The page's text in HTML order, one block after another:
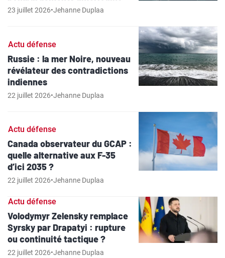
23 juillet 2026•Jehanne Duplaa
Actu défense
Russie : la mer Noire, nouveau
révélateur des contradictions
indiennes
22 juillet 2026•Jehanne Duplaa
Actu défense
Canada observateur du GCAP :
quelle alternative aux F-35
d’ici 2035 ?
22 juillet 2026•Jehanne Duplaa
Actu défense
Volodymyr Zelensky remplace
Syrsky par Drapatyi : rupture
ou continuité tactique ?
22 juillet 2026•Jehanne Duplaa